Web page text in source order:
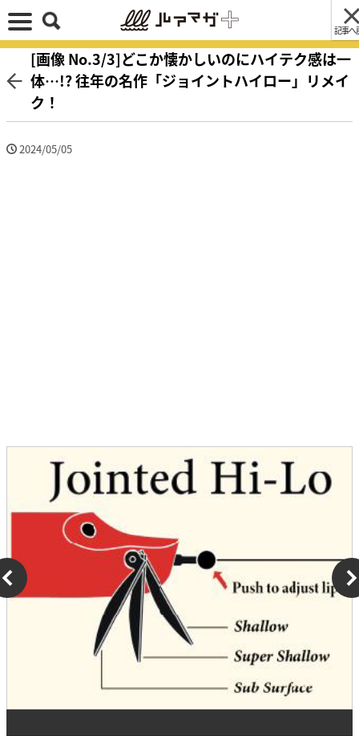
記事へ
[画像 No.3/3]どこか懐かしいのにハイテク感は一
体…!? 往年の名作「ジョイントハイロー」リメイ
ク！
2024/05/05